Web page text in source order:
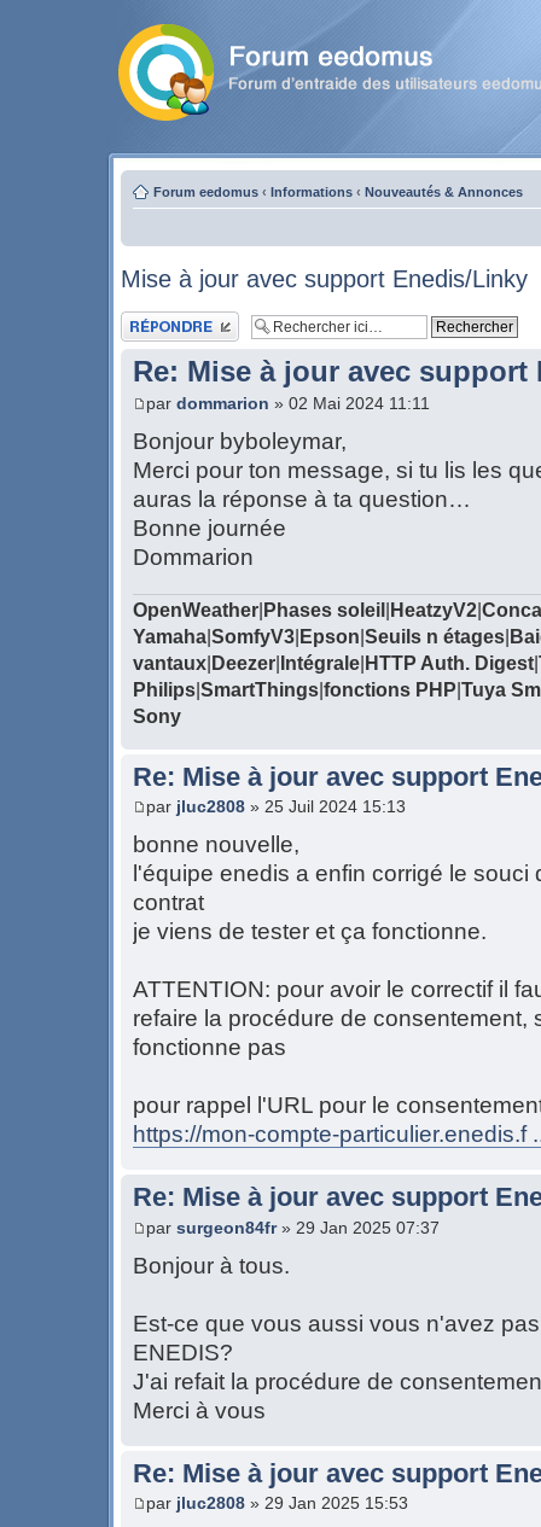
Forum eedomus ‹ Informations ‹ Nouveautés & Annonces
Mise à jour avec support Enedis/Linky
Publier une réponse
Re: Mise à jour avec support
par dommarion » 02 Mai 2024 11:11
Bonjour byboleymar,
Merci pour ton message, si tu lis les
auras la réponse à ta question…
Bonne journée
Dommarion
OpenWeather Phases soleil HeatzyV2
Yamaha SomfyV3 Epson Seuils n étages
vantaux Deezer Intégrale HTTP Auth. Digest
Philips SmartThings fonctions PHP Tuya
Sony
Re: Mise à jour avec support
par jluc2808 » 25 Juil 2024 15:13
bonne nouvelle,
l'équipe enedis a enfin corrigé le
contrat
je viens de tester et ça fonctionne.
ATTENTION: pour avoir le correctif il
refaire la procédure de consentement,
fonctionne pas
pour rappel l'URL pour le
https://mon-compte-particulier.enedis.f
Re: Mise à jour avec support
par surgeon84fr» 29 Jan 2025 07:37
Bonjour à tous.
Est-ce que vous aussi vous n'avez
ENEDIS?
J'ai refait la procédure de
Merci à vous
Re: Mise à jour avec support
par jluc2808 » 29 Jan 2025 15:53